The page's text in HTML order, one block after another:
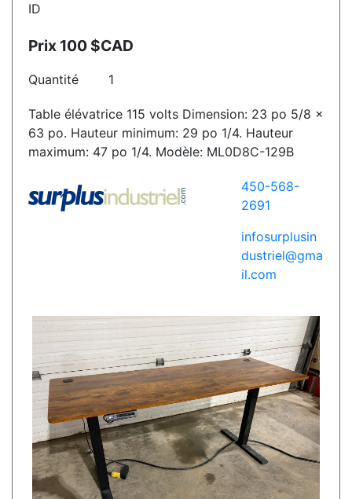
ID
Prix 100 $CAD
Quantité 1
Table élévatrice 115 volts Dimension: 23 po 5/8 x
63 po. Hauteur minimum: 29 po 1/4. Hauteur
maximum: 47 po 1/4. Modèle: ML0D8C-129B
450-568-
2691
infosurplusin
dustriel@gma
il.com